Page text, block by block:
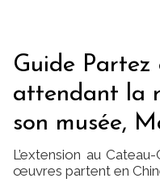
Guide Partez
attendant la
son musée,
L’extension au
œuvres partent en